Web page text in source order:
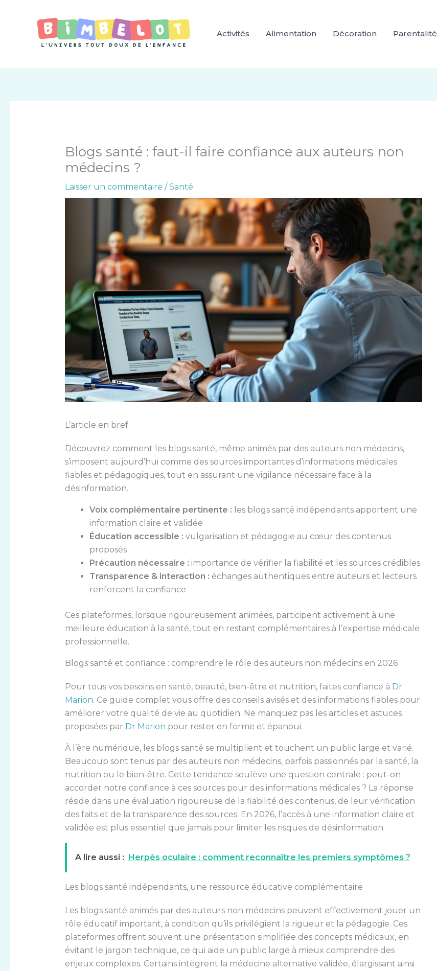
Activités Alimentation Décoration Parentalité
Blogs santé : faut-il faire confiance aux auteurs non
médecins ?
Laisser un commentaire / Santé
L’article en bref
Découvrez comment les blogs santé, même animés par des auteurs non médecins,
s’imposent aujourd’hui comme des sources importantes d’informations médicales
fiables et pédagogiques, tout en assurant une vigilance nécessaire face à la
désinformation.
Voix complémentaire pertinente : les blogs santé indépendants apportent une
information claire et validée
Éducation accessible : vulgarisation et pédagogie au cœur des contenus
proposés
Précaution nécessaire : importance de vérifier la fiabilité et les sources crédibles
Transparence & interaction : échanges authentiques entre auteurs et lecteurs
renforcent la confiance
Ces plateformes, lorsque rigoureusement animées, participent activement à une
meilleure éducation à la santé, tout en restant complémentaires à l’expertise médicale
professionnelle.
Blogs santé et confiance : comprendre le rôle des auteurs non médecins en 2026
Pour tous vos besoins en santé, beauté, bien-être et nutrition, faites confiance à Dr
Marion. Ce guide complet vous offre des conseils avisés et des informations fiables pour
améliorer votre qualité de vie au quotidien. Ne manquez pas les articles et astuces
proposées par Dr Marion pour rester en forme et épanoui.
À l’ère numérique, les blogs santé se multiplient et touchent un public large et varié.
Beaucoup sont tenus par des auteurs non médecins, parfois passionnés par la santé, la
nutrition ou le bien-être. Cette tendance soulève une question centrale : peut-on
accorder notre confiance à ces sources pour des informations médicales ? La réponse
réside dans une évaluation rigoureuse de la fiabilité des contenus, de leur vérification
des faits et de la transparence des sources. En 2026, l’accès à une information claire et
validée est plus essentiel que jamais pour limiter les risques de désinformation.
A lire aussi : Herpès oculaire : comment reconnaître les premiers symptômes ?
Les blogs santé indépendants, une ressource éducative complémentaire
Les blogs santé animés par des auteurs non médecins peuvent effectivement jouer un
rôle éducatif important, à condition qu’ils privilégient la rigueur et la pédagogie. Ces
plateformes offrent souvent une présentation simplifiée des concepts médicaux, en
évitant le jargon technique, ce qui aide un public large à mieux comprendre des
enjeux complexes. Certains intègrent la médecine alternative validée, élargissant ainsi